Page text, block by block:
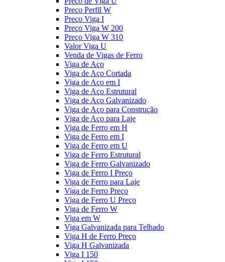
Preço Perfil W
Preço Viga I
Preço Viga W 200
Preço Viga W 310
Valor Viga U
Venda de Vigas de Ferro
Viga de Aço
Viga de Aço Cortada
Viga de Aço em I
Viga de Aço Estrutural
Viga de Aço Galvanizado
Viga de Aço para Construção
Viga de Aço para Laje
Viga de Ferro em H
Viga de Ferro em I
Viga de Ferro em U
Viga de Ferro Estrutural
Viga de Ferro Galvanizado
Viga de Ferro I Preço
Viga de Ferro para Laje
Viga de Ferro Preço
Viga de Ferro U Preço
Viga de Ferro W
Viga em W
Viga Galvanizada para Telhado
Viga H de Ferro Preço
Viga H Galvanizada
Viga I 150